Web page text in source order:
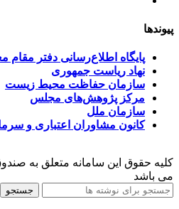
پیوندها
پایگاه اطلاع‌رسانی دفتر
نهاد ریاست جمهوری
سازمان حفاظت محیط زیست
مرکز پژوهش‌های مجلس
سازمان ملل
کانون مشاوران اعتباری و
کلیه حقوق این سامانه متعلق به
می باشد
جستجو